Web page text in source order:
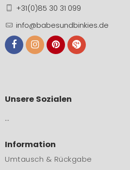
+31(0)85 30 31 099
info@babesundbinkies.de
Unsere Sozialen
…
Information
Umtausch & Rückgabe